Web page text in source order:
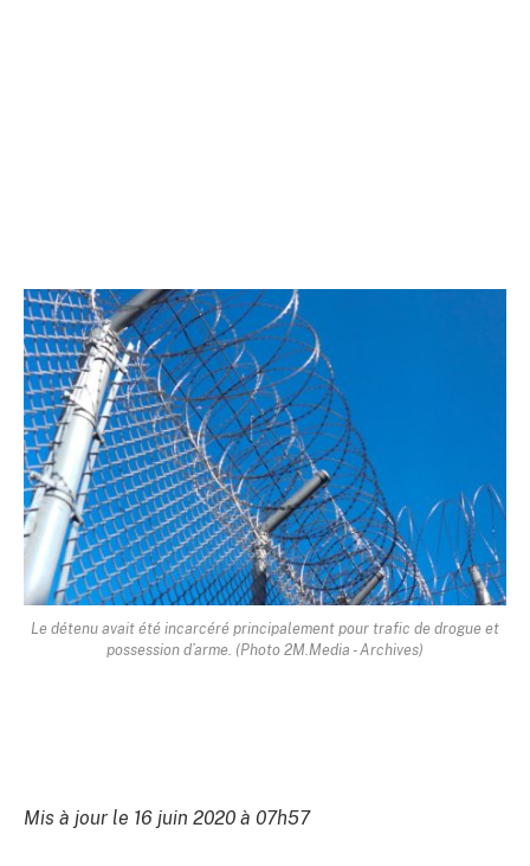
Le détenu avait été incarcéré principalement pour trafic de drogue et
possession d’arme. (Photo 2M.Media - Archives)
Mis à jour le 16 juin 2020 à 07h57